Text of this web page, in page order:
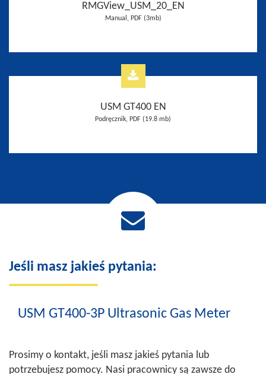
RMGView_USM_20_EN
Manual, PDF (3mb)
USM GT400 EN
Podręcznik, PDF (19.8 mb)
Jeśli masz jakieś pytania:
USM GT400-3P Ultrasonic Gas Meter
Prosimy o kontakt, jeśli masz jakieś pytania lub
potrzebujesz pomocy. Nasi pracownicy są zawsze do